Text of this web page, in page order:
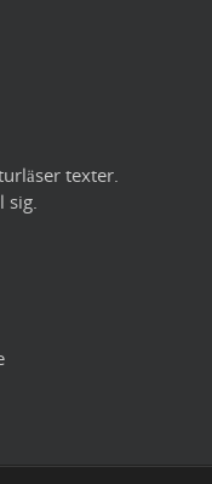
texter.